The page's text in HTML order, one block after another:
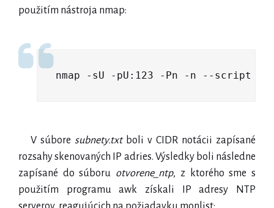
použitím nástroja nmap:
nmap -sU -pU:123 -Pn -n --script
V súbore subnety.txtboli v CIDR notácii zapísané
rozsahy skenovaných IP adries. Výsledky boli následne
zapísané do súboru otvorene_ntp, z ktorého sme s
použitím programu awk získali IP adresy NTP